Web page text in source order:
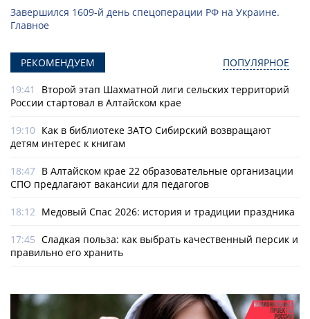
Завершился 1609-й день спецоперации РФ на Украине.
Главное
РЕКОМЕНДУЕМ ПОПУЛЯРНОЕ
19:41
Второй этап Шахматной лиги сельских территорий
России стартовал в Алтайском крае
19:10 Как в библиотеке ЗАТО Сибирский возвращают
детям интерес к книгам
18:47 В Алтайском крае 22 образовательные организации
СПО предлагают вакансии для педагогов
18:12 Медовый Спас 2026: история и традиции праздника
17:45 Сладкая польза: как выбрать качественный персик и
правильно его хранить